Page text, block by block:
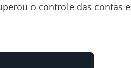
o controle das contas e